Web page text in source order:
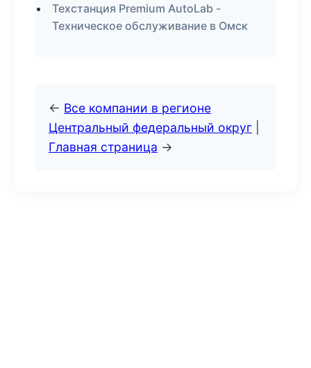
Техстанция Premium AutoLab -
Техническое обслуживание в Омск
← Все компании в регионе
Центральный федеральный округ
Главная страница →